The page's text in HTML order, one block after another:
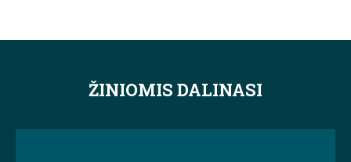
ŽINIOMIS DALINASI